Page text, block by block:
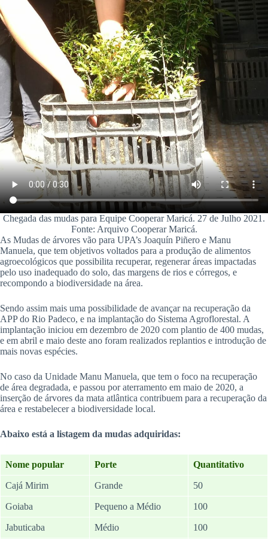
Chegada das mudas para Equipe Cooperar Maricá. 27 de Julho 2021.
Fonte: Arquivo Cooperar Maricá.
As Mudas de árvores vão para UPA’s Joaquín Piñero e Manu
Manuela, que tem objetivos voltados para a produção de alimentos
agroecológicos que possibilita recuperar, regenerar áreas impactadas
pelo uso inadequado do solo, das margens de rios e córregos, e
recompondo a biodiversidade na área.
Sendo assim mais uma possibilidade de avançar na recuperação da
APP do Rio Padeco, e na implantação do Sistema Agroflorestal. A
implantação iniciou em dezembro de 2020 com plantio de 400 mudas,
e em abril e maio deste ano foram realizados replantios e introdução de
mais novas espécies.
No caso da Unidade Manu Manuela, que tem o foco na recuperação
de área degradada, e passou por aterramento em maio de 2020, a
inserção de árvores da mata atlântica contribuem para a recuperação da
área e restabelecer a biodiversidade local.
Abaixo está a listagem da mudas adquiridas:
Nome popular Porte Quantitativo
Cajá Mirim Grande 50
Goiaba Pequeno a Médio 100
Jabuticaba Médio 100